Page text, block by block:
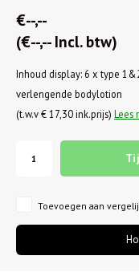
€--,--
(€--,-- Incl. btw)
Inhoud display: 6 x type
verlengende bodylotion
(t.w.v € 17,30 ink.prijs) Lees
Toevoegen aan